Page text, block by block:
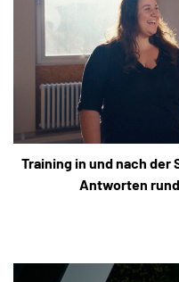
Training in und nach
Antworten